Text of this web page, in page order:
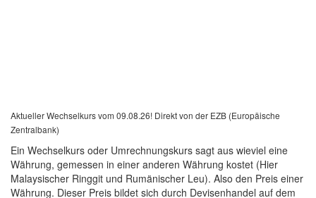
Aktueller Wechselkurs vom 09.08.26! Direkt von der EZB (Europäische
Zentralbank)
Ein Wechselkurs oder Umrechnungskurs sagt aus wieviel eine
Währung, gemessen in einer anderen Währung kostet (Hier
Malaysischer Ringgit und Rumänischer Leu). Also den Preis einer
Währung. Dieser Preis bildet sich durch Devisenhandel auf dem